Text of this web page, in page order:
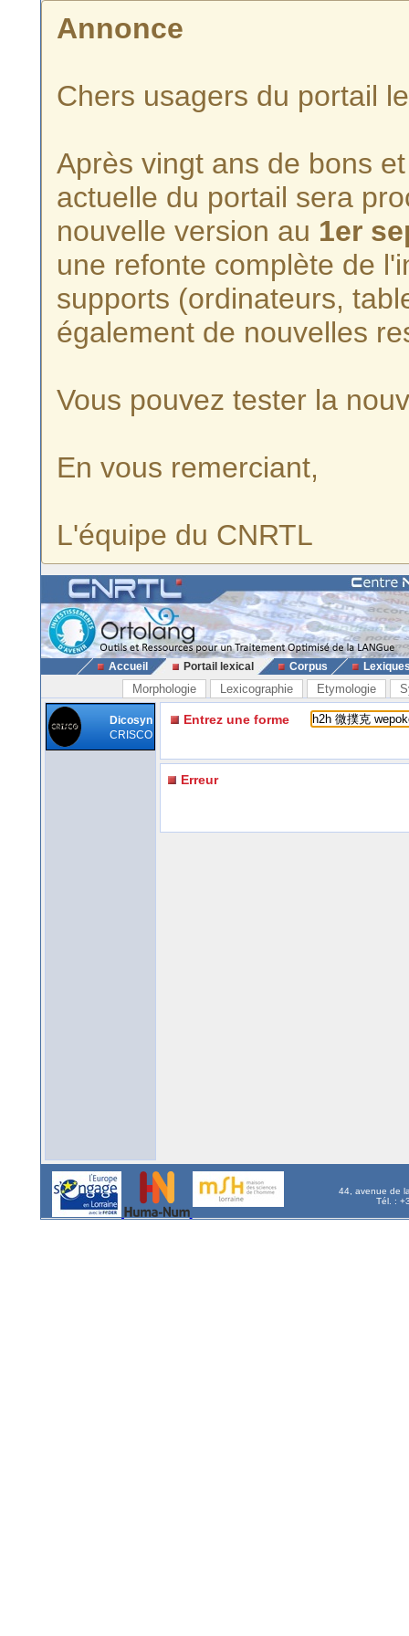
Annonce
Chers usagers du portail
Après vingt ans de bons
actuelle du portail sera
nouvelle version au 1er
une refonte complète de
supports (ordinateurs,
également de nouvelles
Vous pouvez tester la
En vous remerciant,
L'équipe du CNRTL
Accueil Portail lexical Corpus
Morphologie Lexicographie Etymologie
Dicosyn
CRISCO
Entrez une forme
Erreur
44, avenue de
Tél. :